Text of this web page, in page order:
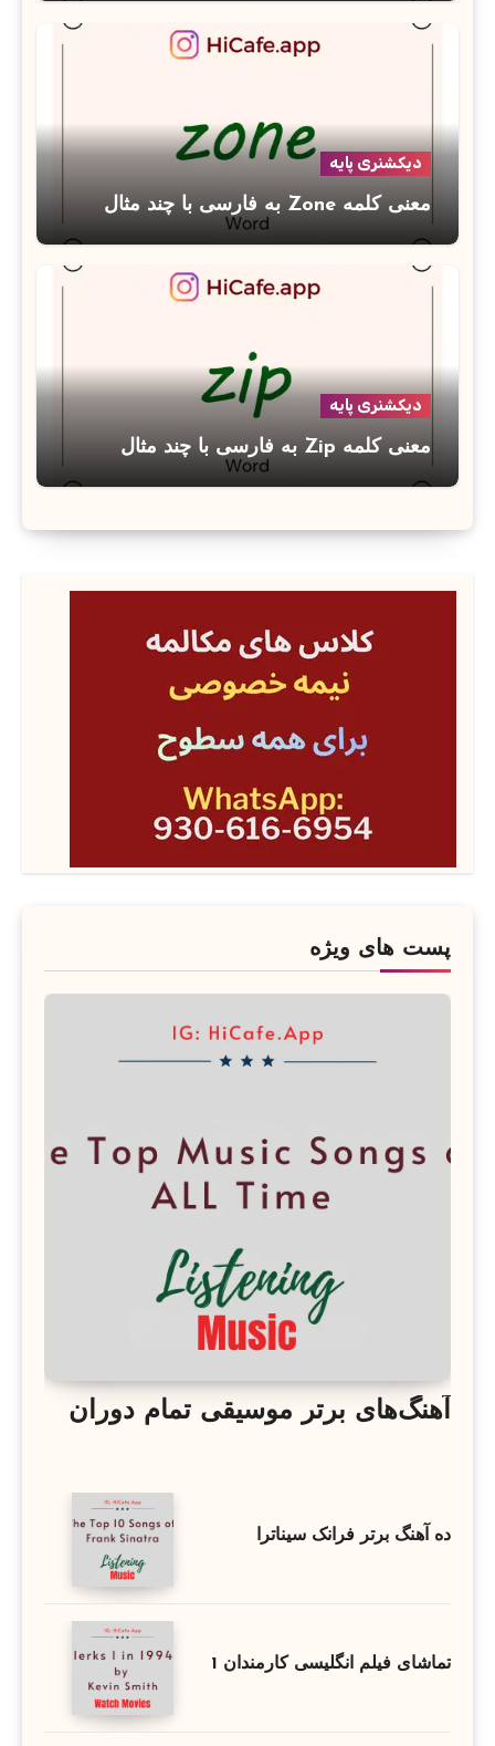
دیکشنری پایه
معنی کلمه Zone به فارسی با چند مثال
دیکشنری پایه
معنی کلمه Zip به فارسی با چند مثال
پست های ویژه
آهنگ‌های برتر موسیقی تمام دوران
ده آهنگ برتر فرانک سیناترا
تماشای فیلم انگلیسی کارمندان 1